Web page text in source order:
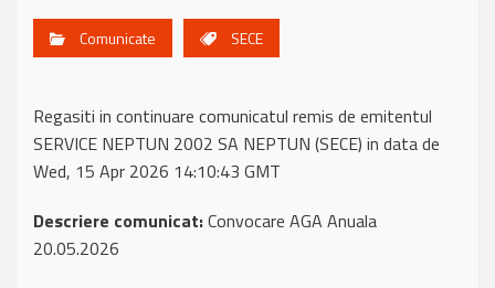
Comunicate SECE
Regasiti in continuare comunicatul remis de emitentul
SERVICE NEPTUN 2002 SA NEPTUN (SECE) in data de
Wed, 15 Apr 2026 14:10:43 GMT
Descriere comunicat:Convocare AGA Anuala
20.05.2026